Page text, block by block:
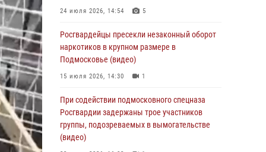
Сотрудники спецподразделения
отработали навыки огневой подготовки на
04 августа 2026, 12:21
выезжали по сигналам «Тревога» с
охраняемых объектов в Подмосковье
04 августа 2026, 12:15
24 июля 2026, 14:54 5
Росгвардейцы пресекли незаконный оборот
наркотиков в крупном размере в
Подмосковье (видео)
15 июля 2026, 14:30 1
При содействии подмосковного спецназа
Росгвардии задержаны трое участников
группы, подозреваемых в вымогательстве
(видео)